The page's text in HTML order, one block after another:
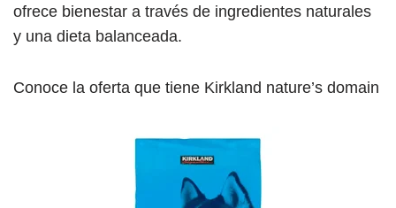
ofrece bienestar a través de ingredientes naturales
y una dieta balanceada.
Conoce la oferta que tiene Kirkland nature’s domain